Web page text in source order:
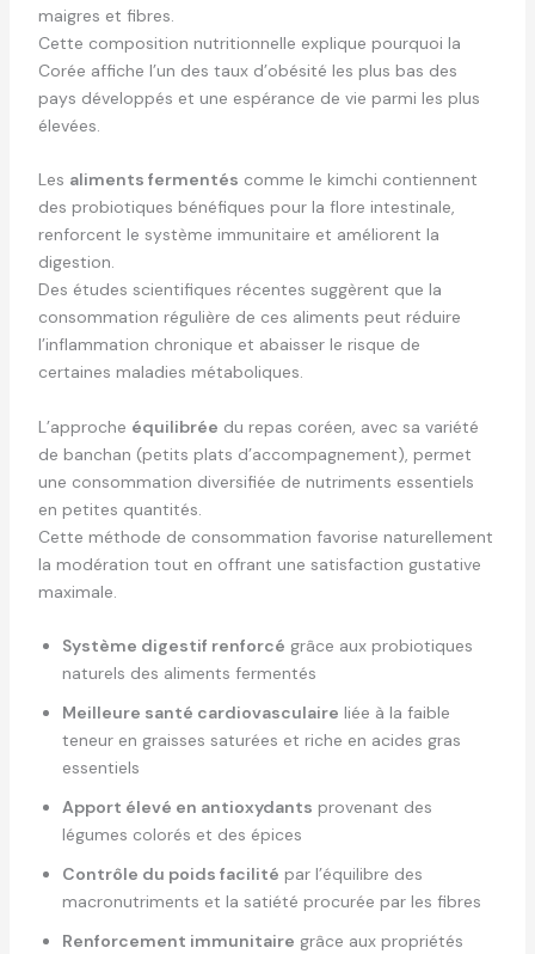
maigres et fibres.
Cette composition nutritionnelle explique pourquoi la
Corée affiche l’un des taux d’obésité les plus bas des
pays développés et une espérance de vie parmi les plus
élevées.
Les aliments fermentés comme le kimchi contiennent
des probiotiques bénéfiques pour la flore intestinale,
renforcent le système immunitaire et améliorent la
digestion.
Des études scientifiques récentes suggèrent que la
consommation régulière de ces aliments peut réduire
l’inflammation chronique et abaisser le risque de
certaines maladies métaboliques.
L’approche équilibrée du repas coréen, avec sa variété
de banchan (petits plats d’accompagnement), permet
une consommation diversifiée de nutriments essentiels
en petites quantités.
Cette méthode de consommation favorise naturellement
la modération tout en offrant une satisfaction gustative
maximale.
Système digestif renforcé grâce aux probiotiques
naturels des aliments fermentés
Meilleure santé cardiovasculaire liée à la faible
teneur en graisses saturées et riche en acides gras
essentiels
Apport élevé en antioxydants provenant des
légumes colorés et des épices
Contrôle du poids facilité par l’équilibre des
macronutriments et la satiété procurée par les fibres
Renforcement immunitaire grâce aux propriétés